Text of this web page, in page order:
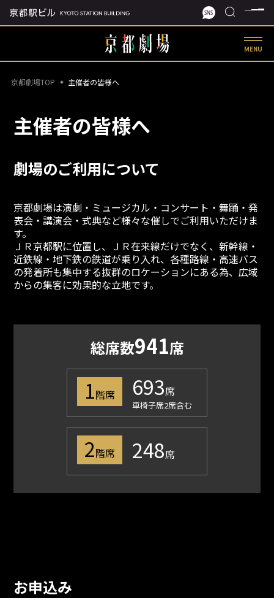
MENU
京都劇場TOP 主催者の皆様へ
主催者の皆様へ
劇場のご利用について
京都劇場は演劇・ミュージカル・コンサート・舞踊・発
表会・講演会・式典など様々な催しでご利用いただけま
す。
ＪＲ京都駅に位置し、ＪＲ在来線だけでなく、新幹線・
近鉄線・地下鉄の鉄道が乗り入れ、各種路線・高速バス
の発着所も集中する抜群のロケーションにある為、広域
からの集客に効果的な立地です。
総席数941席
1階席 693席
車椅子席2席含む
2階席 248席
お申込み